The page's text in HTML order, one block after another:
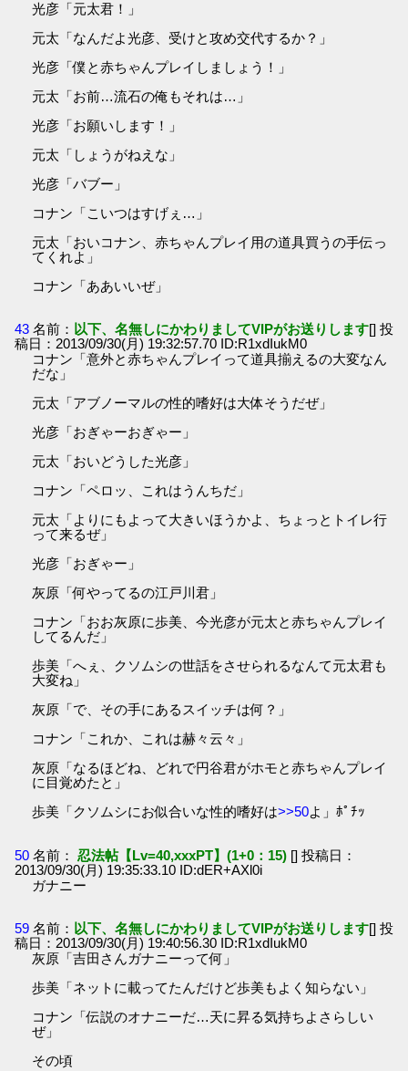
光彦「元太君！」
元太「なんだよ光彦、受けと攻め交代するか？」
光彦「僕と赤ちゃんプレイしましょう！」
元太「お前…流石の俺もそれは…」
光彦「お願いします！」
元太「しょうがねえな」
光彦「バブー」
コナン「こいつはすげぇ…」
元太「おいコナン、赤ちゃんプレイ用の道具買うの手伝っ
てくれよ」
コナン「ああいいぜ」
43 名前： 以下、名無しにかわりましてVIPがお送りします[] 投
稿日：2013/09/30(月) 19:32:57.70 ID:R1xdIukM0
コナン「意外と赤ちゃんプレイって道具揃えるの大変なん
だな」
元太「アブノーマルの性的嗜好は大体そうだぜ」
光彦「おぎゃーおぎゃー」
元太「おいどうした光彦」
コナン「ペロッ、これはうんちだ」
元太「よりにもよって大きいほうかよ、ちょっとトイレ行
って来るぜ」
光彦「おぎゃー」
灰原「何やってるの江戸川君」
コナン「おお灰原に歩美、今光彦が元太と赤ちゃんプレイ
してるんだ」
歩美「へぇ、クソムシの世話をさせられるなんて元太君も
大変ね」
灰原「で、その手にあるスイッチは何？」
コナン「これか、これは赫々云々」
灰原「なるほどね、どれで円谷君がホモと赤ちゃんプレイ
に目覚めたと」
歩美「クソムシにお似合いな性的嗜好は>>50よ」ﾎﾟﾁｯ
50 名前： 忍法帖【Lv=40,xxxPT】(1+0：15) [] 投稿日：
2013/09/30(月) 19:35:33.10 ID:dER+AXl0i
ガナニー
59 名前： 以下、名無しにかわりましてVIPがお送りします[] 投
稿日：2013/09/30(月) 19:40:56.30 ID:R1xdIukM0
灰原「吉田さんガナニーって何」
歩美「ネットに載ってたんだけど歩美もよく知らない」
コナン「伝説のオナニーだ…天に昇る気持ちよさらしい
ぜ」
その頃